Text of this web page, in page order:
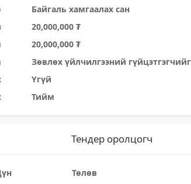
Байгаль хамгаалах сан
20,000,000 ₮
20,000,000 ₮
Зөвлөх үйлчилгээний
Үгүй
Тийм
Тендер оролцогч
Төлөв